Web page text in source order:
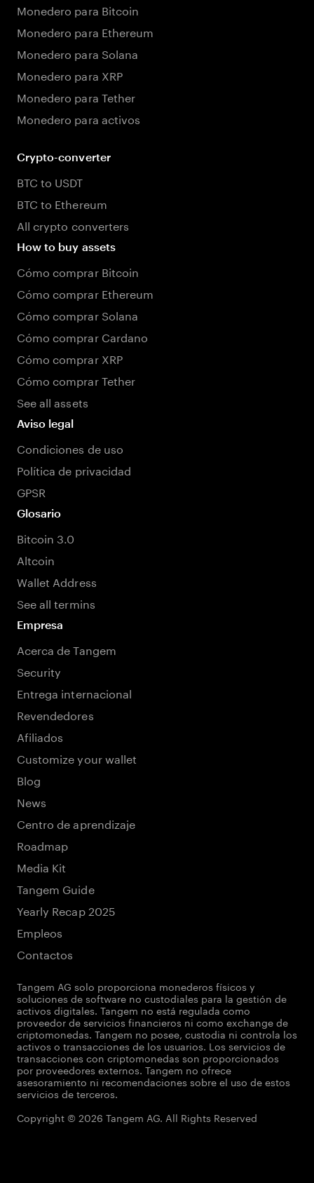
Monedero para Bitcoin
Monedero para Ethereum
Monedero para Solana
Monedero para XRP
Monedero para Tether
Monedero para activos
Crypto-converter
BTC to USDT
BTC to Ethereum
All crypto converters
How to buy assets
Cómo comprar Bitcoin
Cómo comprar Ethereum
Cómo comprar Solana
Cómo comprar Cardano
Cómo comprar XRP
Cómo comprar Tether
See all assets
Aviso legal
Condiciones de uso
Política de privacidad
GPSR
Glosario
Bitcoin 3.0
Altcoin
Wallet Address
See all termins
Empresa
Acerca de Tangem
Security
Entrega internacional
Revendedores
Afiliados
Customize your wallet
Blog
News
Centro de aprendizaje
Roadmap
Media Kit
Tangem Guide
Yearly Recap 2025
Empleos
Contactos
Tangem AG solo proporciona monederos físicos y
soluciones de software no custodiales para la gestión de
activos digitales. Tangem no está regulada como
proveedor de servicios financieros ni como exchange de
criptomonedas. Tangem no posee, custodia ni controla los
activos o transacciones de los usuarios. Los servicios de
transacciones con criptomonedas son proporcionados
por proveedores externos. Tangem no ofrece
asesoramiento ni recomendaciones sobre el uso de estos
servicios de terceros.